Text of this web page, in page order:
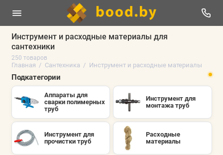
Инструмент и расходные материалы для
сантехники
250 товаров
Главная Сантехника Инструмент и расходные материалы
Чистка прайса (РАСПРОДАЖА)
Смесители и аксессуары
Водоотведение (Канализация)
Инструмент и расходные материалы
Подкатегории
Аппараты для
сварки полимерных
труб
Инструмент для
монтажа труб
Инструмент для
прочистки труб
Расходные
материалы